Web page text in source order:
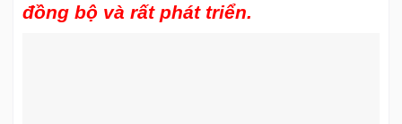
đồng bộ và rất phát triển.